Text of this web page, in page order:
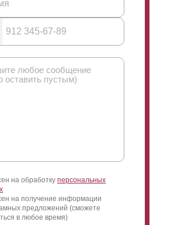
на обработку персональных
на получение информации
предложений (сможете
в любое время)